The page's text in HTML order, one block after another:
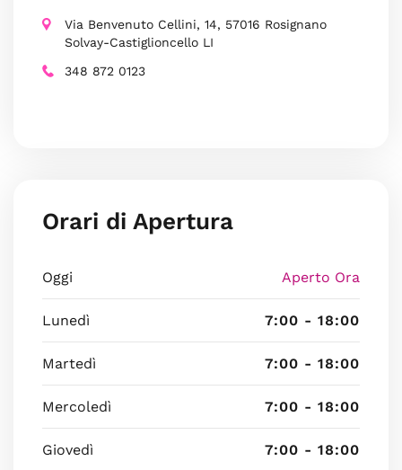
Via Benvenuto Cellini, 14, 57016 Rosignano
Solvay-Castiglioncello LI
348 872 0123
Orari di Apertura
Oggi Aperto Ora
Lunedì 7:00 - 18:00
Martedì 7:00 - 18:00
Mercoledì 7:00 - 18:00
Giovedì 7:00 - 18:00